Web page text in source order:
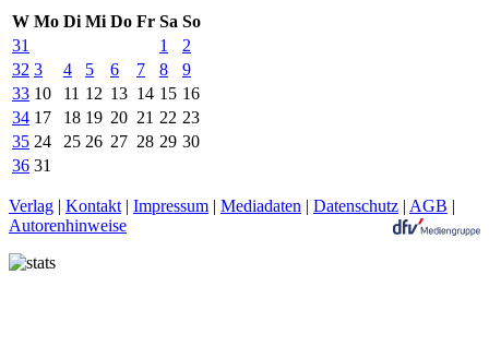
W Mo Di Mi Do Fr Sa So
31
1
2
32 3 4 5 6 7 8
9
33 10 11 12 13 14 15 16
34 17 18 19 20 21 22 23
35 24 25 26 27 28 29 30
36 31
Verlag | Kontakt | Impressum | Mediadaten | Datenschutz | AGB |
Autorenhinweise